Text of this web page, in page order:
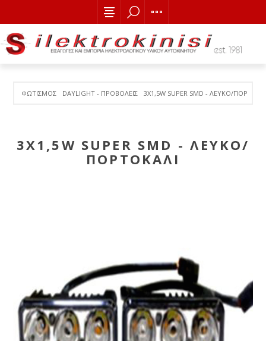
ΦΩΤΙΣΜΟΣ DAYLIGHT - ΠΡΟΒΟΛΕΙΣ 3Χ1,5W SUPER SMD - ΛΕΥΚΟ/
3Χ1,5W SUPER SMD - ΛΕΥΚΟ/
ΠΟΡΤΟΚΑΛΙ